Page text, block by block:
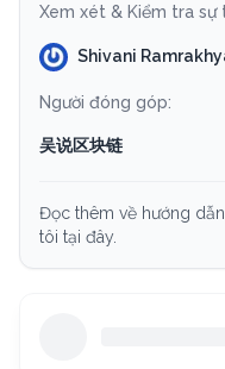
Xem xét & Kiểm tra sự
Shivani
Người đóng góp:
吴说区块链
Đọc thêm về hướng
tôi tại đây.